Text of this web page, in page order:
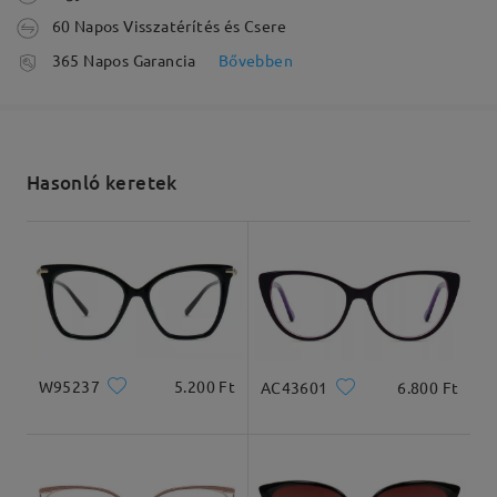
Négyzet 17.5cm/6.89in 13cm/5.12in
Olvassa el az összes
feldolgozási idő
Kiszállítva
60 Napos Visszatérítés és Csere
365 Napos Garancia
Bővebben
Hasonló keretek
W95237 5.200 Ft AC43601 6.800 Ft